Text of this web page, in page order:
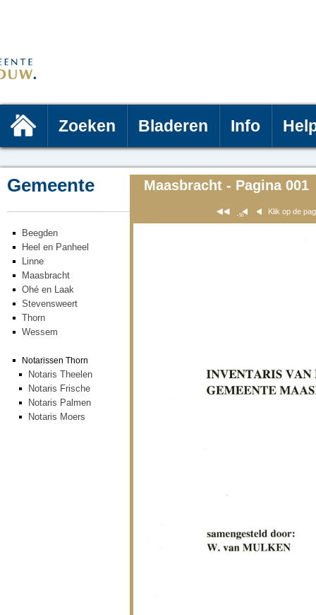
Zoeken Bladeren Info
Gemeente
Beegden
Heel en Panheel
Linne
Maasbracht
Ohé en Laak
Stevensweert
Thorn
Wessem
Notarissen Thorn
Notaris Theelen
Notaris Frische
Notaris Palmen
Notaris Moers
Maasbracht - Pagina 001
Klik op de